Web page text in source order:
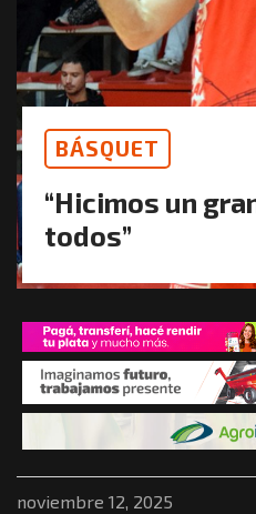
BÁSQUET
“Hicimos un
todos”
noviembre 12, 2025